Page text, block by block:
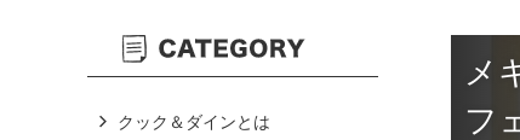
メ
フ
クック＆ダインとは